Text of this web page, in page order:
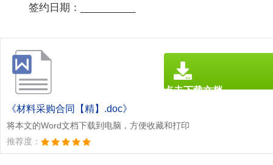
签约日期：__________
《材料采购合同【精】.doc》
将本文的Word文档下载到电脑，方便收藏和打印
推荐度：
点击下载文档